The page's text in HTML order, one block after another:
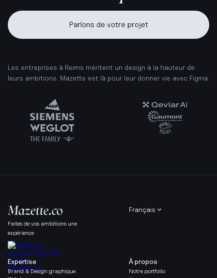
Parlons de votre projet
Les entreprises à Reims méritent un design à la hauteur de
leurs ambitions. Mazette est là pour leur donner vie avec Figma.
Faites de vos ambitions une
expérience
Français
À propos
Notre portfolio
Expertise
Brand & Design graphique